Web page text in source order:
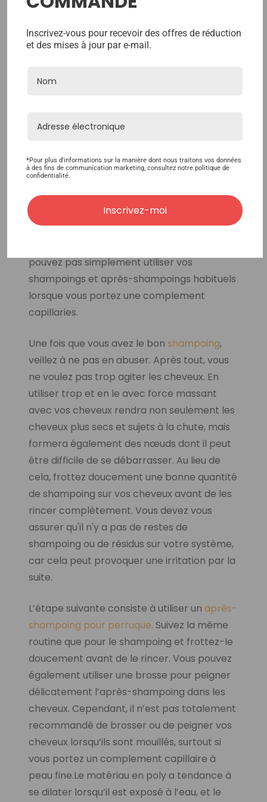
nous vous recommandons d’acheter sur
Superhairpieces :
Walker Bond Breaker Shampoing 295 Ml
Back2natural Shampooing Hydrobalance
Shampoing PPI Color Guard 236 Ml
Si vous préférez utiliser une autre marque,
achetez au moins des shampoings formulés
sans ingrédients nocifs tels que les sulfates
pouvez pas simplement utiliser vos
shampoings et après-shampoings habituels
lorsque vous portez une complement
capillaries.
Une fois que vous avez le bon shampoing,
veillez à ne pas en abuser. Après tout, vous
ne voulez pas trop agiter les cheveux. En
utiliser trop et en le avec force massant
avec vos cheveux rendra non seulement les
cheveux plus secs et sujets à la chute, mais
formera également des nœuds dont il peut
être difficile de se débarrasser. Au lieu de
cela, frottez doucement une bonne quantité
de shampoing sur vos cheveux avant de les
rincer complètement. Vous devez vous
assurer qu'il n'y a pas de restes de
shampoing ou de résidus sur votre système,
car cela peut provoquer une irritation par la
suite.
L’étape suivante consiste à utiliser un après-
shampoing pour perruque. Suivez la même
routine que pour le shampoing et frottez-le
doucement avant de le rincer. Vous pouvez
également utiliser une brosse pour peigner
délicatement l’après-shampoing dans les
cheveux. Cependant, il n’est pas totalement
recommandé de brosser ou de peigner vos
cheveux lorsqu’ils sont mouillés, surtout si
vous portez un complement capillaire à
peau fine.Le matériau en poly a tendance à
se dilater lorsqu’il est exposé à l’eau, et le
Inscrivez-vous pour recevoir des offres de réduction
et des mises à jour par e-mail.
*Pour plus d'informations sur la manière dont nous traitons vos données
à des fins de communication marketing, consultez notre politique de
confidentialité.
Inscrivez-moi